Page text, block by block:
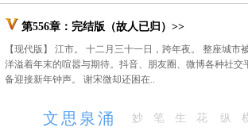
第556章：完结版（故人已归）>>
【现代版】 江市。 十二月三十一日，跨年夜。 整座城
洋溢着年末的喧嚣与期待。抖音、朋友圈、微博各种社交
备迎接新年钟声。 谢宋微却还困在..
文思泉涌 妙笔生花 纵